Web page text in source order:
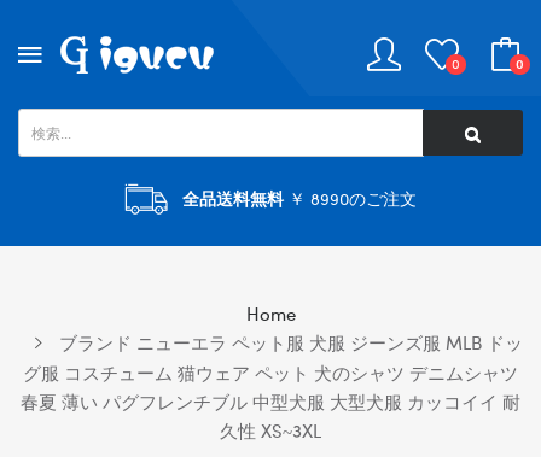
0 0
全品送料無料￥ 8990のご注文
Home
ブランド ニューエラ ペット服 犬服 ジーンズ服 MLB ドッ
グ服 コスチューム 猫ウェア ペット 犬のシャツ デニムシャツ
春夏 薄い パグフレンチブル 中型犬服 大型犬服 カッコイイ 耐
久性 XS~3XL